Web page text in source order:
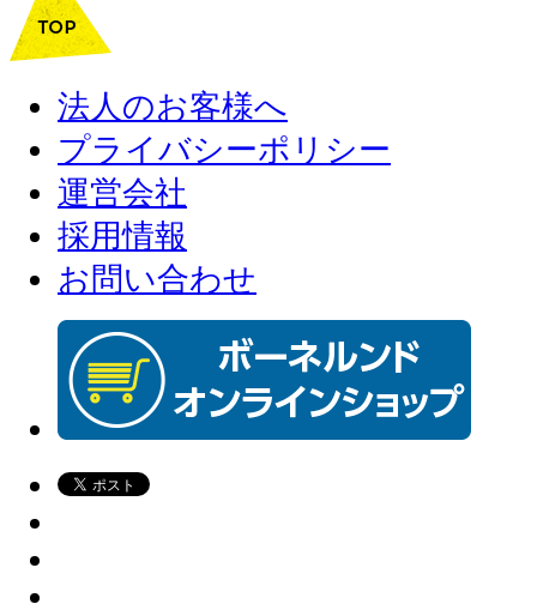
法人のお客様へ
プライバシーポリシー
運営会社
採用情報
お問い合わせ